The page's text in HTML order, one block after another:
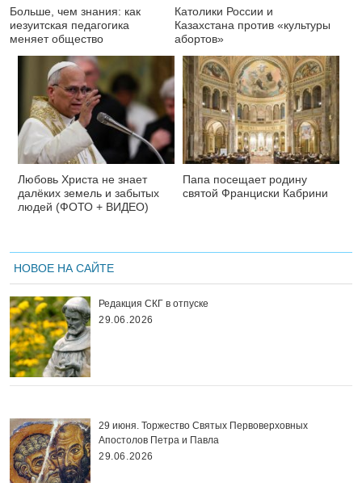
Больше, чем знания: как
иезуитская педагогика
меняет общество
Католики России и
Казахстана против «культуры
абортов»
Любовь Христа не знает
далёких земель и забытых
людей (ФОТО + ВИДЕО)
Папа посещает родину
святой Франциски Кабрини
НОВОЕ НА САЙТЕ
Редакция СКГ в отпуске
29.06.2026
29 июня. Торжество Святых Первоверховных
Апостолов Петра и Павла
29.06.2026